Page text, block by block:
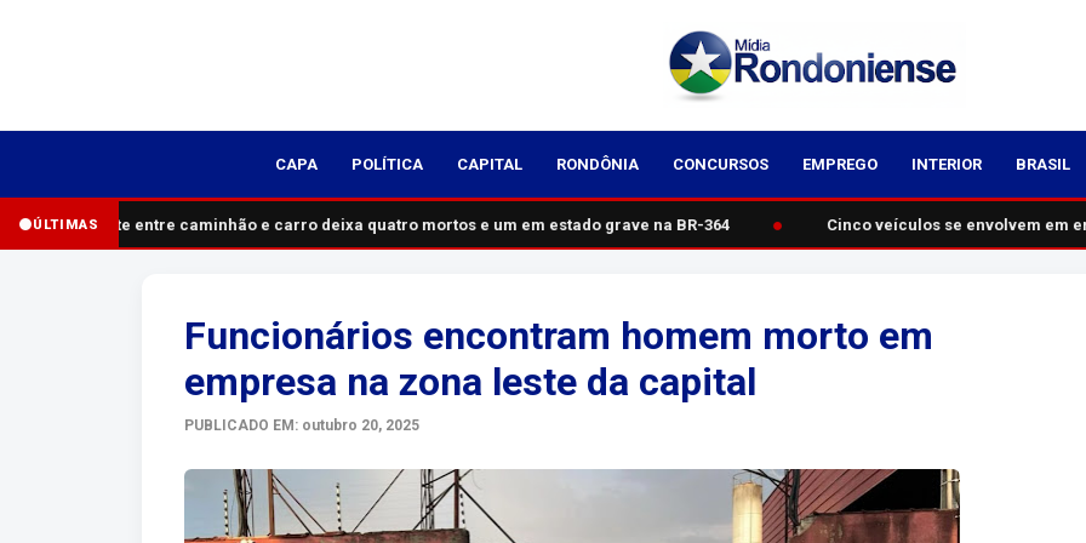
CAPA POLÍTICA CAPITAL RONDÔNIA CONCURSOS EMPREGO INTERIOR BRASIL
ÚLTIMAS
Acidente entre caminhão e carro deixa quatro mortos e um em estado grave na BR-364 Cinco veículos se envolvem em
Funcionários encontram homem morto em
empresa na zona leste da capital
PUBLICADO EM: outubro 20, 2025